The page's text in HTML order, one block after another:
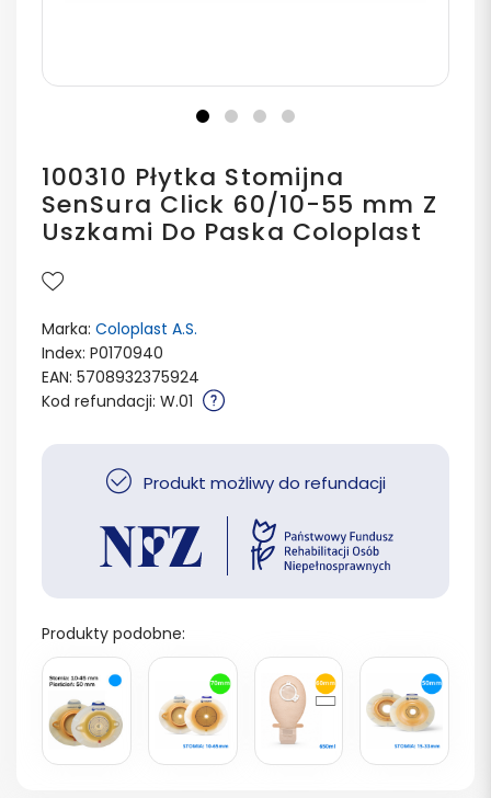
100310 Płytka Stomijna
SenSura Click 60/10-55 mm Z
Uszkami Do Paska Coloplast
Marka: Coloplast A.S.
Index: P0170940
EAN: 5708932375924
Kod refundacji: W.01
Produkt możliwy do refundacji
Produkty podobne: